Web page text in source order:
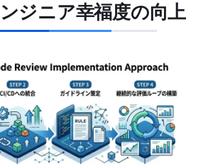
ジニア幸福度の向上